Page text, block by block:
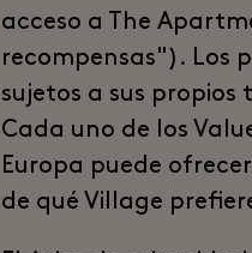
acceso a The
recompensas"). Los
sujetos a sus propios
Cada uno de los
Europa puede
de qué Village